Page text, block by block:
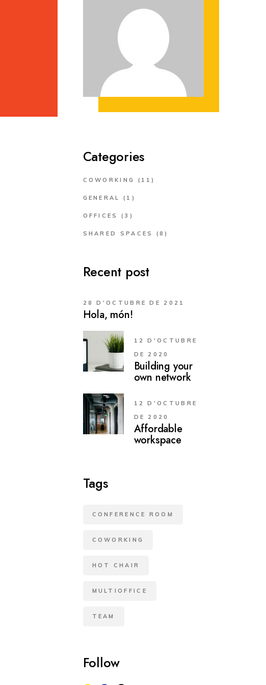
Categories
COWORKING (11)
GENERAL (1)
OFFICES (3)
SHARED SPACES (8)
Recent post
28 D'OCTUBRE DE 2021
Hola, món!
12 D'OCTUBRE
DE 2020
Building your
own network
12 D'OCTUBRE
DE 2020
Affordable
workspace
Tags
CONFERENCE ROOM
COWORKING
HOT CHAIR
MULTIOFFICE
TEAM
Follow